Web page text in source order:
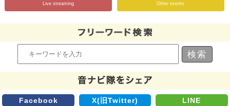
Live streaming Other events
Facebook X(旧Twitter) LINE